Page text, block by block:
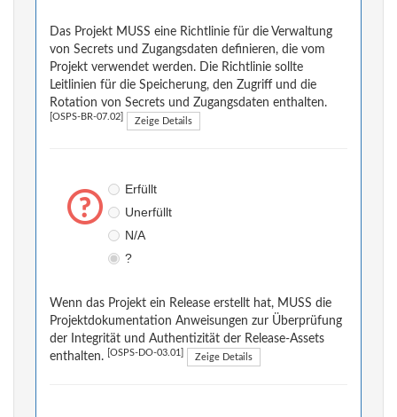
Das Projekt MUSS eine Richtlinie für die Verwaltung
von Secrets und Zugangsdaten definieren, die vom
Projekt verwendet werden. Die Richtlinie sollte
Leitlinien für die Speicherung, den Zugriff und die
Rotation von Secrets und Zugangsdaten enthalten.
[OSPS-BR-07.02] Zeige Details
Erfüllt
Unerfüllt
N/A
?
Wenn das Projekt ein Release erstellt hat, MUSS die
Projektdokumentation Anweisungen zur Überprüfung
der Integrität und Authentizität der Release-Assets
enthalten.
[OSPS-DO-03.01] Zeige Details